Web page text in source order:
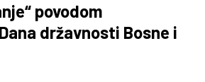
povodom
državnosti Bosne i